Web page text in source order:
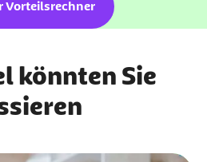
Vorteilsrechner
könnten Sie